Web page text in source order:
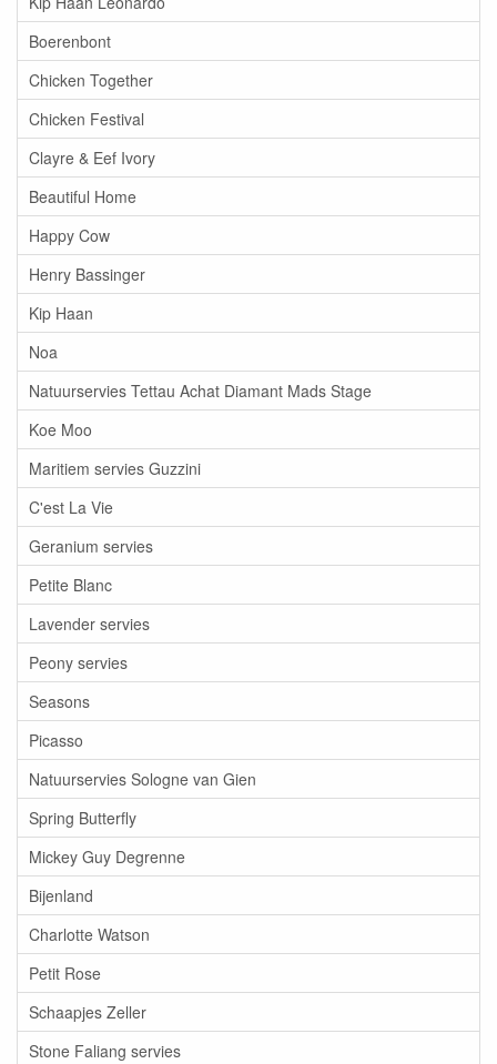
Boerenbont
Chicken Together
Chicken Festival
Clayre & Eef Ivory
Beautiful Home
Happy Cow
Henry Bassinger
Kip Haan
Noa
Natuurservies Tettau Achat Diamant Mads Stage
Koe Moo
Maritiem servies Guzzini
C'est La Vie
Geranium servies
Petite Blanc
Lavender servies
Peony servies
Seasons
Picasso
Natuurservies Sologne van Gien
Spring Butterfly
Mickey Guy Degrenne
Bijenland
Charlotte Watson
Petit Rose
Schaapjes Zeller
Stone Faliang servies